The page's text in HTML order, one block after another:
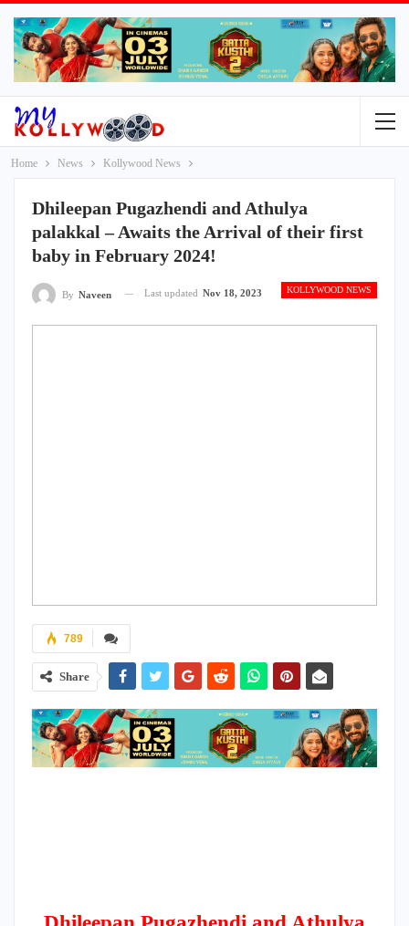
Home News Kollywood News
Dhileepan Pugazhendi and Athulya
palakkal – Awaits the Arrival of their first
baby in February 2024!
KOLLYWOOD NEWS
By Naveen Last updated Nov 18, 2023
789
Share